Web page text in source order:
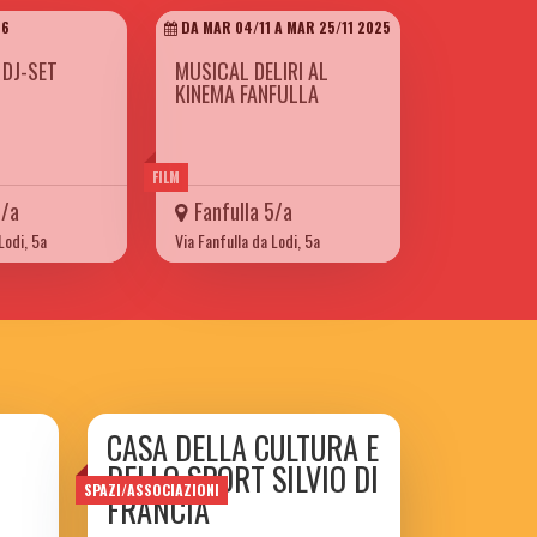
SET
a
5a
FILM
DA MAR 04/11 A MAR 25/11 2025
MUSICAL DELIRI AL
KINEMA FANFULLA
Fanfulla 5/a
Via Fanfulla da Lodi, 5a
SPAZI/ASSOCIAZIONI
CASA DELLA CULTURA E
DELLO SPORT SILVIO DI
FRANCIA